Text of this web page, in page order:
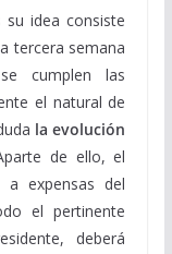
idea consiste
tercera semana
cumplen las
el natural de
la evolución
de ello, el
a expensas del
el pertinente
deberá